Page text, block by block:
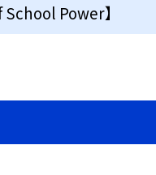
Power】